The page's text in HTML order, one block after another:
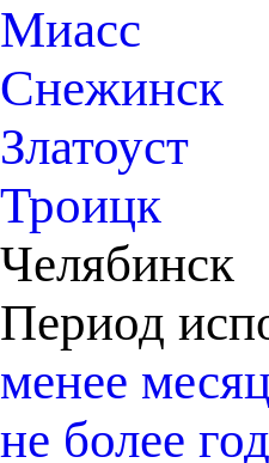
Миасс
Снежинск
Златоуст
Троицк
Челябинск
Период
менее
не более